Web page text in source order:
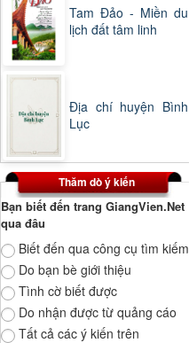
Tam Đảo - Miền du
lịch đất tâm linh
Địa chí huyện Bình
Lục
Thăm dò ý kiến
Bạn biết đến trang GiangVien.Net
qua đâu
Biết đến qua công cụ tìm kiếm
Do bạn bè giới thiệu
Tình cờ biết được
Do nhận được từ quảng cáo
Tất cả các ý kiến trên